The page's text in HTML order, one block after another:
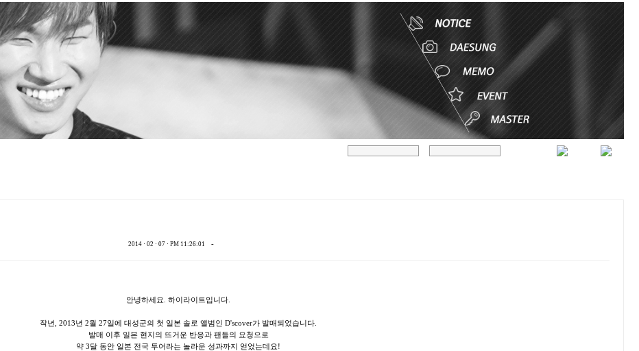
2014 · 02 · 07 · PM 11:26:01 -
안녕하세요. 하이라이트입니다.
작년, 2013년 2월 27일에 대성군의 첫 일본 솔로 앨범인 D'scover가 발매되었습니다.
발매 이후 일본 현지의 뜨거운 반응과 팬들의 요청으로
약 3달 동안 일본 전국 투어라는 놀라운 성과까지 얻었는데요!